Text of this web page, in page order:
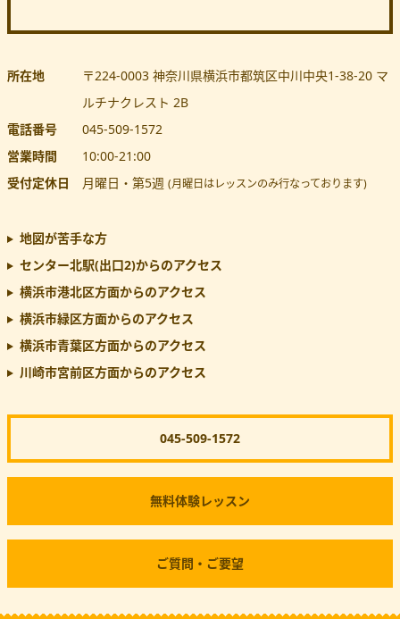
所在地 〒224-0003 神奈川県横浜市都筑区中川中央1-38-20 マ
ルチナクレスト 2B
電話番号
045-509-1572
営業時間
10:00-21:00
受付定休日
月曜日・第5週 (月曜日はレッスンのみ行なっております)
地図が苦手な方
センター北駅(出口2)からのアクセス
横浜市港北区方面からのアクセス
横浜市緑区方面からのアクセス
横浜市青葉区方面からのアクセス
川崎市宮前区方面からのアクセス
045-509-1572
無料体験レッスン
ご質問・ご要望